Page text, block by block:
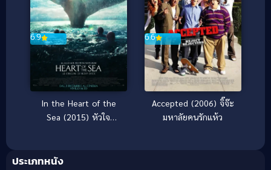
6.9
In the Heart of the
Sea (2015) หัวใจ
6.6
Accepted (2006) จิ๊จ๊ะ
มหาลัยคนรักแห้ว
ประเภทหนัง